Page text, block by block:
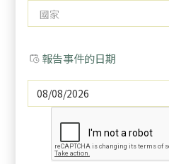
報告事件的日期